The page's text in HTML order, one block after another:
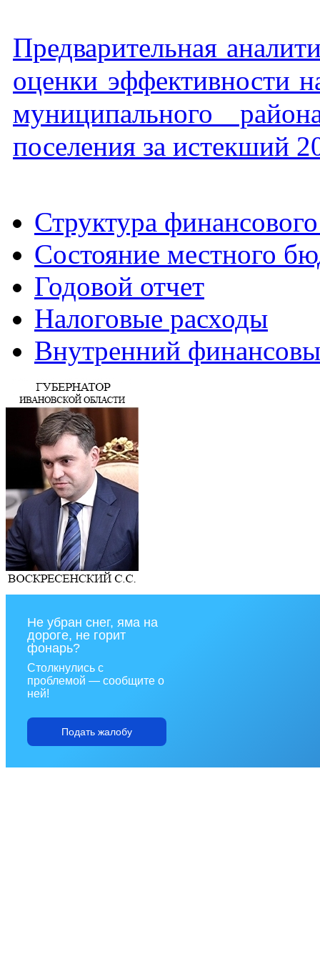
Предварительная
оценки эффективности
муниципального
поселения за истекший
Структура
Состояние местного
Годовой отчет
Налоговые расходы
Внутренний
Не убран снег, яма на
дороге, не горит
фонарь?
Столкнулись с
проблемой — сообщите о
ней!
Подать жалобу